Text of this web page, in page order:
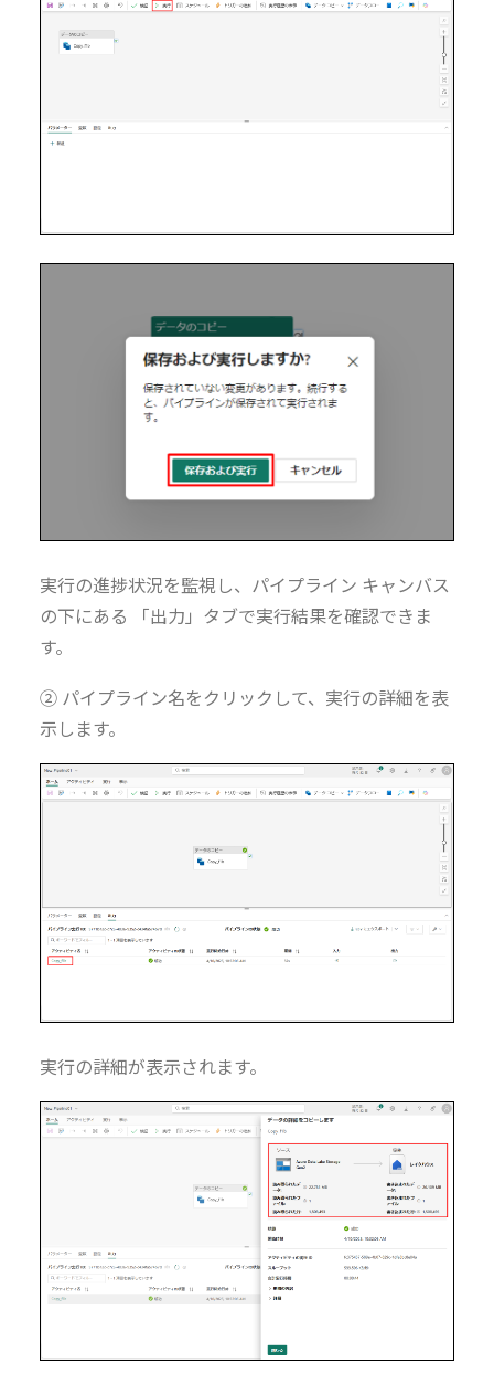
実行の進捗状況を監視し、パイプライン キャンバス
の下にある 「出力」タブで実行結果を確認できま
す。
② パイプライン名をクリックして、実行の詳細を表
示します。
実行の詳細が表示されます。